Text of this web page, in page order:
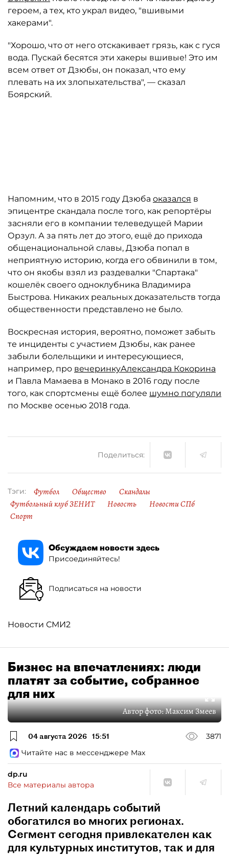
героем, а тех, кто украл видео, "вшивыми
хакерами".
"Хорошо, что от него отскакивает грязь, как с гуся
вода. Пускай бесятся эти хакеры вшивые! Это им
всем ответ от Дзюбы, он показал, что ему
плевать на их злопыхательства", — сказал
Боярский.
Напомним, что в 2015 году Дзюба оказался в
эпицентре скандала после того, как репортёры
засняли его в компании телеведущей Марии
Орзул. А за пять лет до этого, ещё до прихода
общенациональной славы, Дзюба попал в
неприятную историю, когда его обвинили в том,
что он якобы взял из раздевалки "Спартака"
кошелёк своего одноклубника Владимира
Быстрова. Никаких реальных доказательств тогда
общественности представлено не было.
Воскресная история, вероятно, поможет забыть
те инциденты с участием Дзюбы, как ранее
забыли болельщики и интересующиеся,
например, про вечеринкуАлександра Кокорина
и Павла Мамаева в Монако в 2016 году после
того, как спортсмены ещё более шумно погуляли
по Москве осенью 2018 года.
Поделиться:
Тэги: Футбол Общество
Скандалы
Футбольный клуб ЗЕНИТ
Новость
Новости СПб
Спорт
Обсуждаем новости здесь
Присоединяйтесь!
Подписаться на новости
Новости СМИ2
Бизнес на впечатлениях: люди
платят за событие, собранное
для них
Автор фото:Максим Змеев
04 августа 2026 15:51
3871
Читайте нас в мессенджере Max
dp.ru
Все материалы автора
Летний календарь событий
обогатился во многих регионах.
Сегмент сегодня привлекателен как
для культурных институтов, так и для